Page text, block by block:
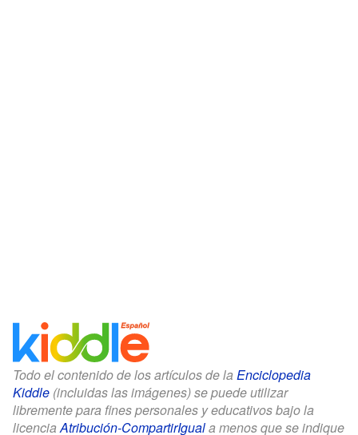
Todo el contenido de los artículos de la Enciclopedia
Kiddle (incluidas las imágenes) se puede utilizar
libremente para fines personales y educativos bajo la
licenciaAtribución-CompartirIguala menos que se indique